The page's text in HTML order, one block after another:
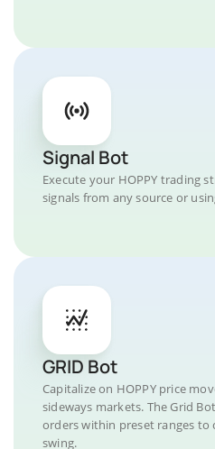
Signal Bot
Execute your HOPPY trading
signals from any source or
GRID Bot
Capitalize on HOPPY price
sideways markets. The Grid
orders within preset ranges to
swing.